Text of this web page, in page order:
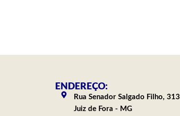
ENDEREÇO:
Rua Senador Salgado Filho, 313
Juiz de Fora - MG